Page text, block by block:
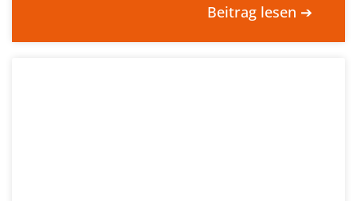
Beitrag lesen ➔